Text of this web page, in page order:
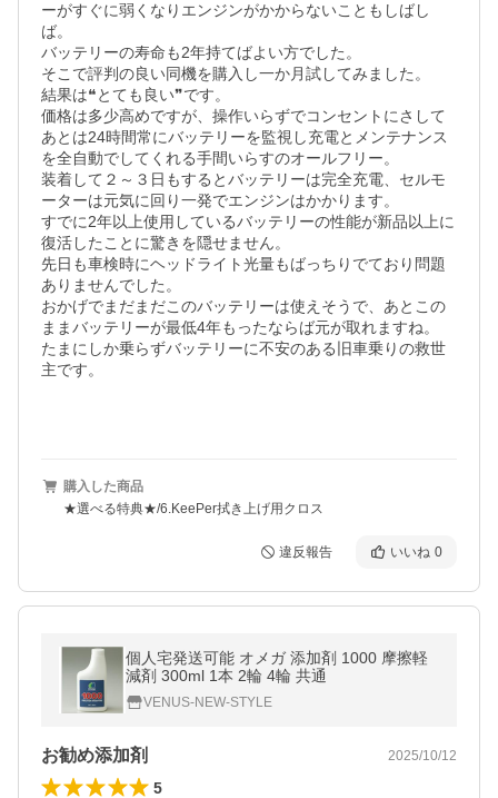
ーがすぐに弱くなりエンジンがかからないこともしばし
ば。
バッテリーの寿命も2年持てばよい方でした。
そこで評判の良い同機を購入し一か月試してみました。
結果は❝とても良い❞です。
価格は多少高めですが、操作いらずでコンセントにさして
あとは24時間常にバッテリーを監視し充電とメンテナンス
を全自動でしてくれる手間いらすのオールフリー。
装着して２～３日もするとバッテリーは完全充電、セルモ
ーターは元気に回り一発でエンジンはかかります。
すでに2年以上使用しているバッテリーの性能が新品以上に
復活したことに驚きを隠せません。
先日も車検時にヘッドライト光量もばっちりでており問題
ありませんでした。
おかげでまだまだこのバッテリーは使えそうで、あとこの
ままバッテリーが最低4年もったならば元が取れますね。
たまにしか乗らずバッテリーに不安のある旧車乗りの救世
主です。
購入した商品
★選べる特典★/6.KeePer拭き上げ用クロス
違反報告 いいね 0
個人宅発送可能 オメガ 添加剤 1000 摩擦軽
減剤 300ml 1本 2輪 4輪 共通
VENUS-NEW-STYLE
お勧め添加剤 2025/10/12
5